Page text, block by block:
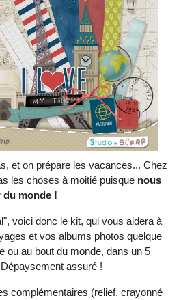
et on prépare les vacances... Chez
les choses à moitié puisque nous
monde !
voici donc le kit, qui vous aidera à
et vos albums photos quelque
ou au bout du monde, dans un 5
assuré !
complémentaires (relief, crayonné